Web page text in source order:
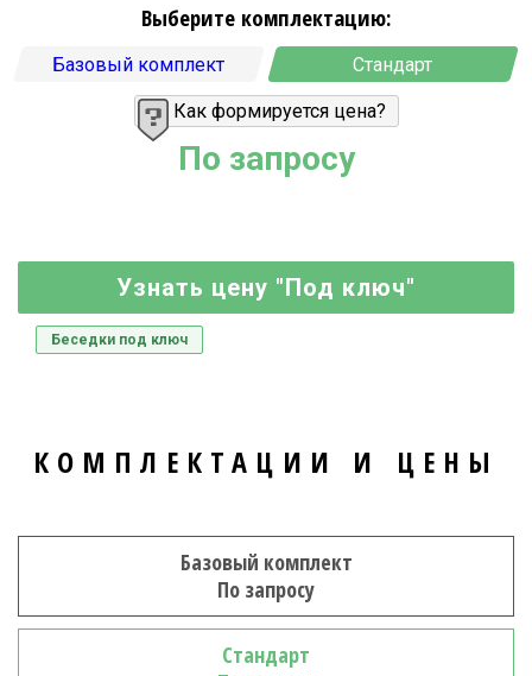
Выберите комплектацию:
Базовый комплект Стандарт
Как формируется цена?
По запросу
Узнать цену "Под ключ"
Беседки под ключ
КОМПЛЕКТАЦИИ И ЦЕНЫ
Базовый комплект
По запросу
Стандарт